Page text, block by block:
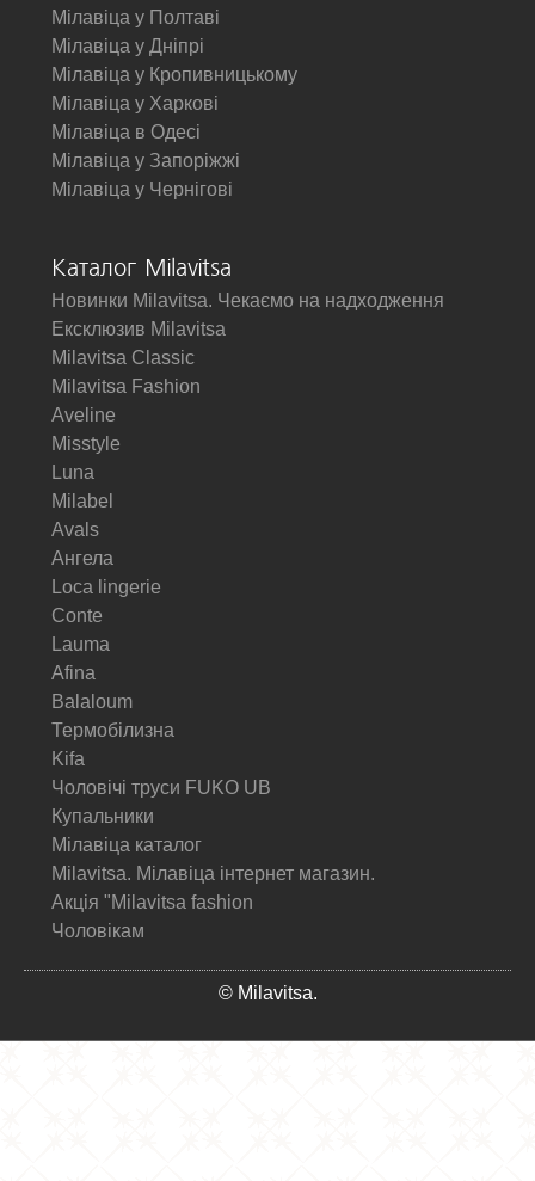
Мілавіца у Полтаві
Мілавіца у Дніпрі
Мілавіца у Кропивницькому
Мілавіца у Харкові
Мілавіца в Одесі
Мілавіца у Запоріжжі
Мілавіца у Чернігові
Каталог Milavitsa
Новинки Milavitsa. Чекаємо на надходження
Ексклюзив Milavitsa
Milavitsa Classic
Milavitsa Fashion
Aveline
Misstyle
Luna
Milabel
Avals
Ангела
Loca lingerie
Conte
Lauma
Afina
Balaloum
Термобілизна
Kifa
Чоловічі труси FUKO UB
Купальники
Мілавіца каталог
Milavitsa. Мілавіца інтернет магазин.
Акція "Milavitsa fashion
Чоловікам
© Milavitsa.